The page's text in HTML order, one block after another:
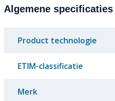
Algemene specificaties
Product technologie
ETIM-classificatie
Merk